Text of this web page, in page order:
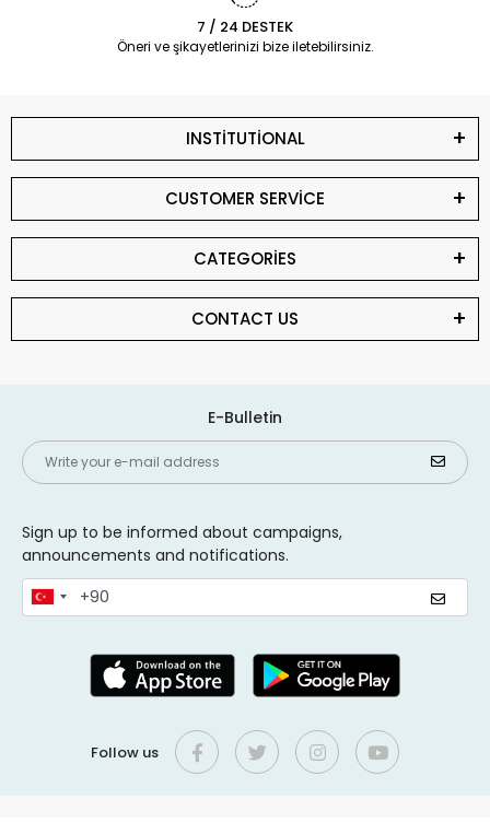
7 / 24 DESTEK
Öneri ve şikayetlerinizi bize iletebilirsiniz.
INSTİTUTİONAL
CUSTOMER SERVİCE
CATEGORİES
CONTACT US
E-Bulletin
Sign up to be informed about campaigns,
announcements and notifications.
Follow us